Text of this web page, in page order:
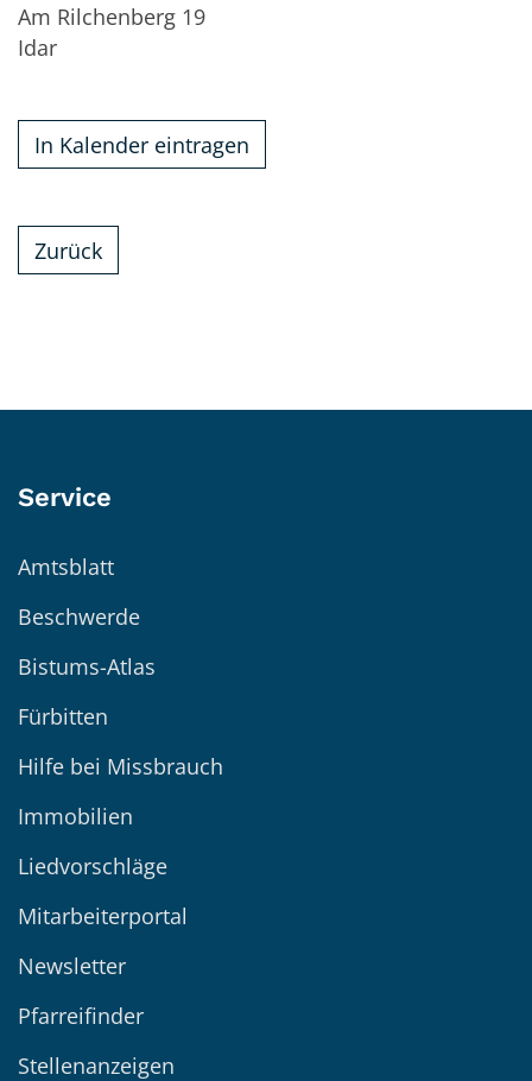
Am Rilchenberg 19
Idar
In Kalender eintragen
Zurück
Service
Amtsblatt
Beschwerde
Bistums-Atlas
Fürbitten
Hilfe bei Missbrauch
Immobilien
Liedvorschläge
Mitarbeiterportal
Newsletter
Pfarreifinder
Stellenanzeigen